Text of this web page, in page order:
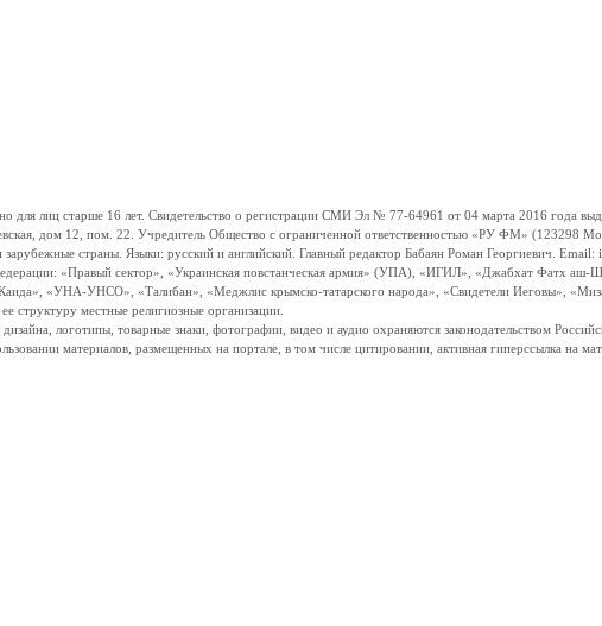
лиц старше 16 лет. Свидетельство о регистрации СМИ Эл № 77-64961 от 04 марта 2016 года
дом 12, пом. 22. Учредитель Общество с ограниченной ответственностью «РУ ФМ» (123298
страны. Языки: русский и английский. Главный редактор Бабаян Роман Георгиевич.
«Правый сектор», «Украинская повстанческая армия» (УПА), «ИГИЛ», «Джабхат Фатх
«УНА-УНСО», «Талибан», «Меджлис крымско-татарского народа», «Свидетели Иеговы»,
структуру местные религиозные организации.
логотипы, товарные знаки, фотографии, видео и аудио охраняются законодательством
материалов, размещенных на портале, в том числе цитировании, активная гиперссылка на